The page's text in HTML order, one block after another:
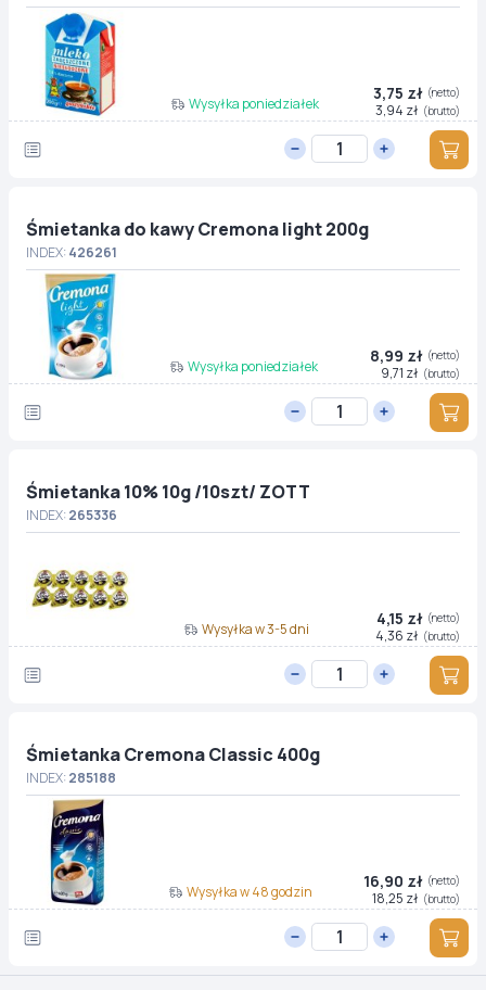
Wysyłka poniedziałek
3,75 zł (netto)
3,94 zł (brutto)
Śmietanka do kawy Cremona light 200g
INDEX:426261
Wysyłka poniedziałek
8,99 zł (netto)
9,71 zł (brutto)
Śmietanka 10% 10g /10szt/ ZOTT
INDEX:265336
Wysyłka w 3-5 dni
4,15 zł (netto)
4,36 zł (brutto)
Śmietanka Cremona Classic 400g
INDEX:285188
Wysyłka w 48 godzin
16,90 zł (netto)
18,25 zł (brutto)